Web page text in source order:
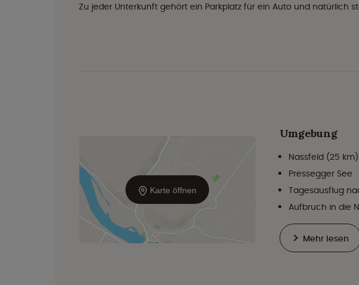
Zu jeder Unterkunft gehört ein Parkplatz für ein Auto und natürlich
Karte öffnen
Umgebung
Nassfeld (25 km)
Pressegger See
Tagesausflug
Aufbruch in die
Mehr lesen